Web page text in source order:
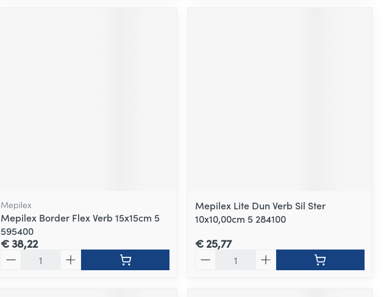
Mepilex
Mepilex Border Flex Verb 15x15cm 5
595400
€ 38,22
Mepilex Lite Dun Verb Sil Ster
10x10,00cm 5 284100
€ 25,77